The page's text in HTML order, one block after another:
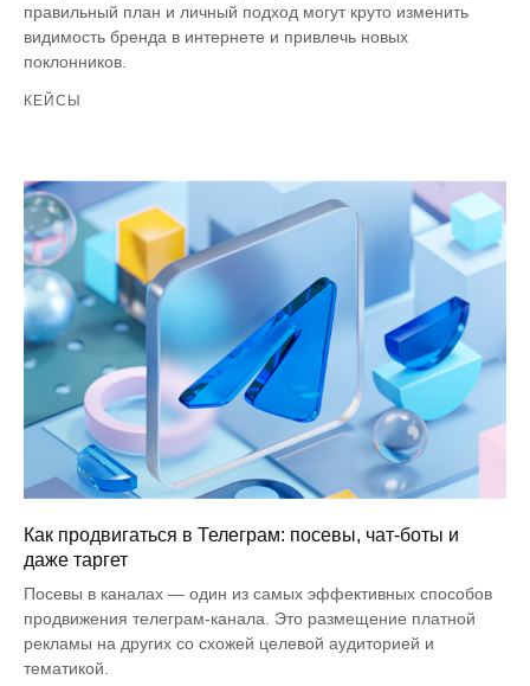
правильный план и личный подход могут круто изменить
видимость бренда в интернете и привлечь новых
поклонников.
КЕЙСЫ
Как продвигаться в Телеграм: посевы, чат-боты и
даже таргет
Посевы в каналах — один из самых эффективных способов
продвижения телеграм-канала. Это размещение платной
рекламы на других со схожей целевой аудиторией и
тематикой.